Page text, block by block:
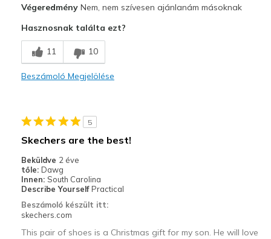
Width
Feels true to width
Sizing
Feels true to size
VégeredményNem, nem szívesen ajánlanám másoknak
Hasznosnak találta ezt?
11 10
Beszámoló Megjelölése
5
Skechers are the best!
Beküldve 2 éve
tőle: Dawg
Innen: South Carolina
Describe Yourself Practical
Beszámoló készült itt:
skechers.com
This pair of shoes is a Christmas gift for my son. He will love